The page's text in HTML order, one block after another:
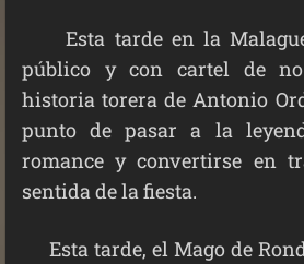
Esta tarde en la
público y con cartel de
historia torera de Antonio
punto de pasar a la
romance y convertirse en
sentida de la fiesta.
Esta tarde, el Mago de